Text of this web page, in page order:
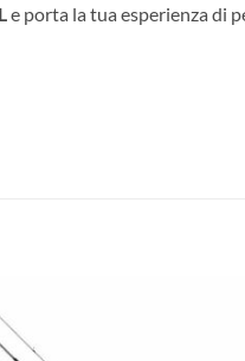
e porta la tua esperienza di